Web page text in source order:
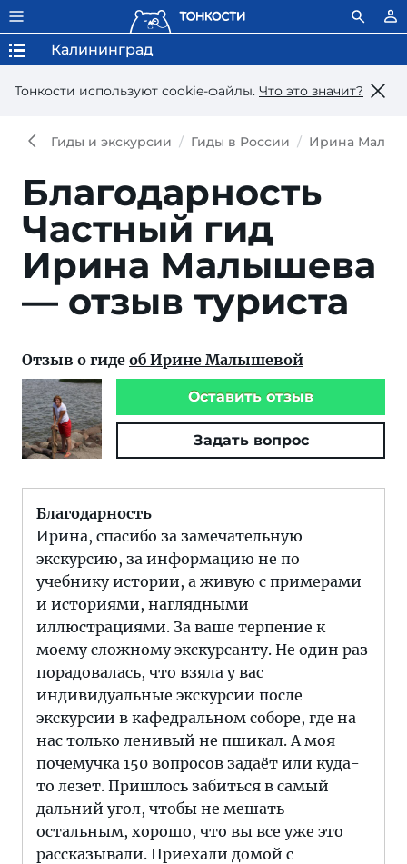
Тонкости используют сookie-файлы. Что это значит?
Калининград
Гиды и экскурсии Гиды в России Ирина
Благодарность
Частный гид
Ирина Малышева
— отзыв туриста
Отзыв о гиде об Ирине Малышевой
Оставить отзыв
Задать вопрос
Благодарность
Ирина, спасибо за замечательную
экскурсию, за информацию не по
учебнику истории, а живую с примерами
и историями, наглядными
иллюстрациями. За ваше терпение к
моему сложному экскурсанту. Не один раз
порадовалась, что взяла у вас
индивидуальные экскурсии после
экскурсии в кафедральном соборе, где на
нас только ленивый не пшикал. А моя
почемучка 150 вопросов задаёт или куда-
то лезет. Пришлось забиться в самый
дальний угол, чтобы не мешать
остальным, хорошо, что вы все уже это
рассказывали. Приехали домой с